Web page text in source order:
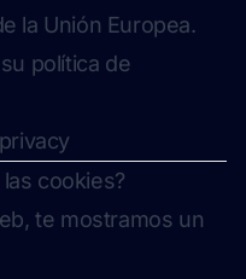
la Unión Europea.
política de
cookies?
te mostramos un